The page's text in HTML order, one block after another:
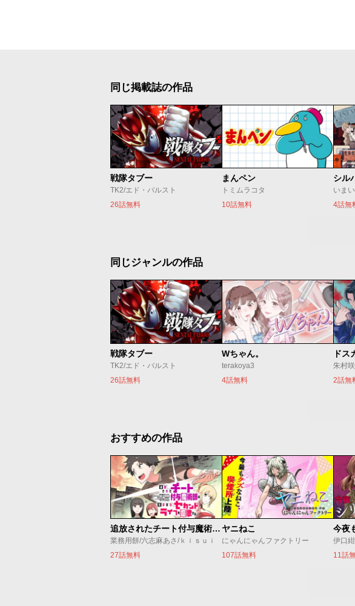
同じ掲載誌の作品
戦隊タブー
TK2/エド・バルスト
26話無料
まんペン
トミムラコタ
10話無料
シル
いまい
4話無
同じジャンルの作品
戦隊タブー
TK2/エド・バルスト
26話無料
Wちゃん。
terakoya3
4話無料
ドス
朱村咲
2話無
おすすめの作品
追放されたチート付与魔術師は気ままなセカンドライフを謳歌する。 ～俺は武器だけじゃなく、あらゆるものに『強化ポイント』を付与できるし、俺の意思でいつでも効果を解除できるけど、残った人たち大丈夫？～
業務用餅/六志麻あさ/ｋｉｓｕｉ
27話無料
ヤニねこ
にゃんにゃんファクトリー
107話無料
伊口
11話